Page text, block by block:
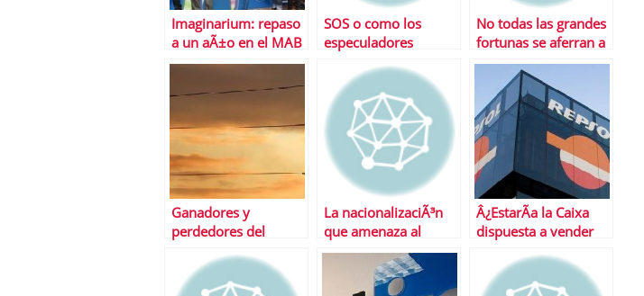
Imaginarium: repaso
a un aÃ±o en el MAB
SOS o como los
especuladores
EspaÃ±a
No todas las grandes
fortunas se aferran a
sus sicavs
Ganadores y
perdedores del
La nacionalizaciÃ³n
que amenaza al
sistema financiero
Â¿EstarÃ­a la Caixa
dispuesta a vender